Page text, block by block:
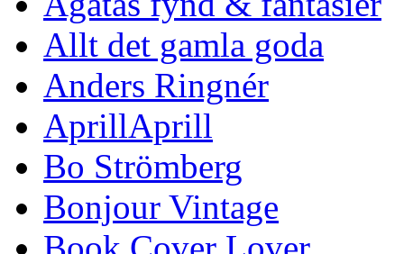
Allt det gamla goda
Anders Ringnér
AprillAprill
Bo Strömberg
Bonjour Vintage